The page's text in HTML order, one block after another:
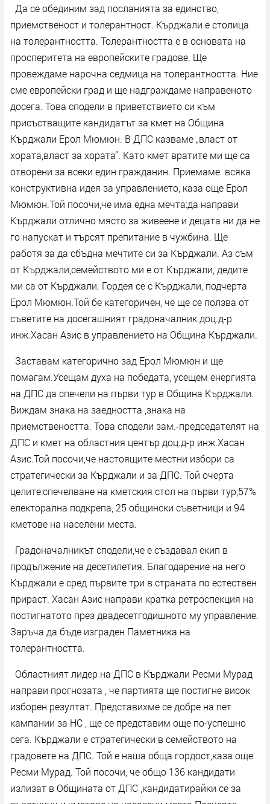
Да се обединим зад посланията за единство,
приемственост и толерантност. Кърджали е столица
на толерантността. Толерантността е в основата на
просперитета на европейските градове. Ще
провеждаме нарочна седмица на толерантността. Ние
сме европейски град и ще надграждаме направеното
досега. Това сподели в приветствието си към
присъстващите кандидатът за кмет на Община
Кърджали Ерол Мюмюн. В ДПС казваме „власт от
хората,власт за хората”. Като кмет вратите ми ще са
отворени за всеки един гражданин. Приемаме всяка
конструктивна идея за управлението, каза още Ерол
Мюмюн.Той посочи,че има една мечта:да направи
Кърджали отлично място за живеене и децата ни да не
го напускат и търсят препитание в чужбина. Ще
работя за да сбъдна мечтите си за Кърджали. Аз съм
от Кърджали,семейството ми е от Кърджали, дедите
ми са от Кърджали. Гордея се с Кърджали, подчерта
Ерол Мюмюн.Той бе категоричен, че ще се ползва от
съветите на досегашният градоначалник доц.д-р
инж.Хасан Азис в управлението на Община Кърджали.
Заставам категорично зад Ерол Мюмюн и ще
помагам.Усещам духа на победата, усещем енергията
на ДПС да спечели на първи тур в Община Кърджали.
Виждам знака на заедността ,знака на
приемствеността. Това сподели зам.-председателят на
ДПС и кмет на областния център доц.д-р инж.Хасан
Азис.Той посочи,че настоящите местни избори са
стратегически за Кърджали и за ДПС. Той очерта
целите:спечелване на кметския стол на първи тур;57%
електорална подкрепа, 25 общински съветници и 94
кметове на населени места.
Градоначалникът сподели,че е създавал екип в
продължение на десетилетия. Благодарение на него
Кърджали е сред първите три в страната по естествен
прираст. Хасан Азис направи кратка ретроспекция на
постигнатото през двадесетгодишното му управление.
Заръча да бъде изграден Паметника на
толерантността.
Областният лидер на ДПС в Кърджали Ресми Мурад
направи прогнозата , че партията ще постигне висок
изборен резултат. Представихме се добре на пет
кампании за НС , ще се представим още по-успешно
сега. Кърджали е стратегически в семейството на
градовете на ДПС. Той е наша обща гордост,каза още
Ресми Мурад. Той посочи, че общо 136 кандидати
излизат в Общината от ДПС ,кандидатирайки се за